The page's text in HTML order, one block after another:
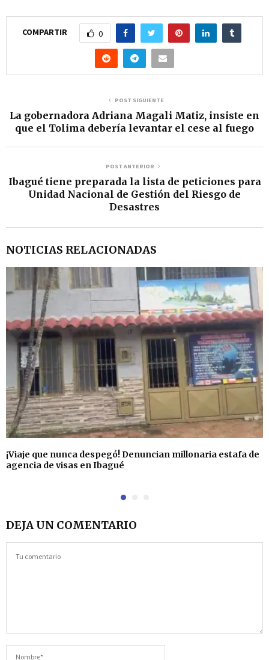
COMPARTIR 0
POST SIGUIENTE
La gobernadora Adriana Magali Matiz, insiste en
que el Tolima debería levantar el cese al fuego
POST ANTERIOR
Ibagué tiene preparada la lista de peticiones para
Unidad Nacional de Gestión del Riesgo de
Desastres
NOTICIAS RELACIONADAS
¡Viaje que nunca despegó! Denuncian millonaria estafa de
agencia de visas en Ibagué
DEJA UN COMENTARIO